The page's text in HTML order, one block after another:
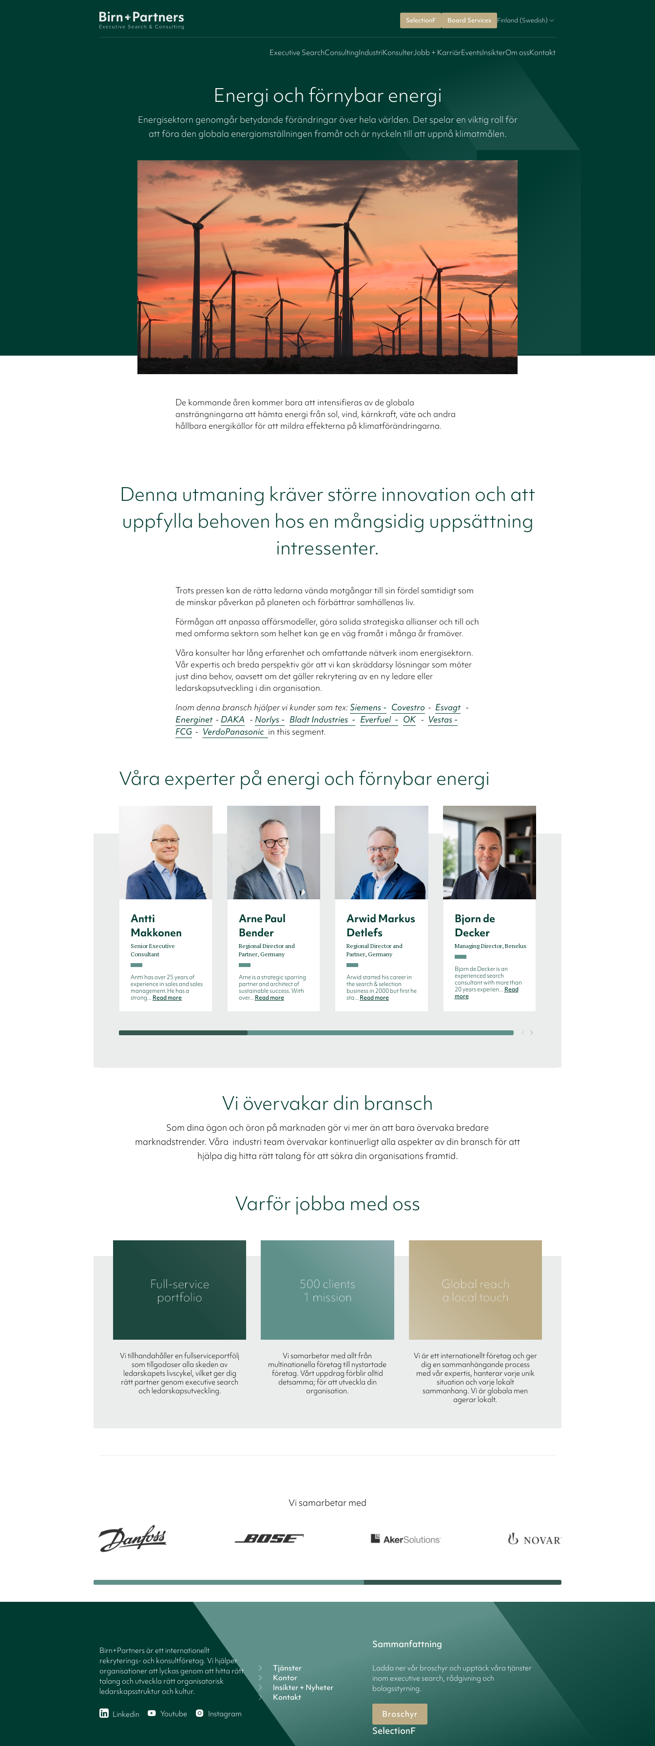
SelectionF Board Services Finland (Swedish)
Executive SearchConsultingIndustriKonsulterJobb + KarriärEventsInsikterOm ossKontakt
Energi och förnybar energi
Energisektorn genomgår betydande förändringar över hela världen. Det spelar en viktig roll för
att föra den globala energiomställningen framåt och är nyckeln till att uppnå klimatmålen.
De kommande åren kommer bara att intensifieras av de globala
ansträngningarna att hämta energi från sol, vind, kärnkraft, väte och andra
hållbara energikällor för att mildra effekterna på klimatförändringarna.
Denna utmaning kräver större innovation och att
uppfylla behoven hos en mångsidig uppsättning
intressenter.
Trots pressen kan de rätta ledarna vända motgångar till sin fördel samtidigt som
de minskar påverkan på planeten och förbättrar samhällenas liv.
Förmågan att anpassa affärsmodeller, göra solida strategiska allianser och till och
med omforma sektorn som helhet kan ge en väg framåt i många år framöver.
Våra konsulter har lång erfarenhet och omfattande nätverk inom energisektorn.
Vår expertis och breda perspektiv gör att vi kan skräddarsy lösningar som möter
just dina behov, oavsett om det gäller rekrytering av en ny ledare eller
ledarskapsutveckling i din organisation.
Inom denna bransch hjälper vi kunder som tex:Siemens - Covestro - Esvagt -
Energinet - DAKA - Norlys - Bladt Industries - Everfuel - OK - Vestas -
FCG - VerdoPanasonic in this segment.
Våra experter på energi och förnybar energi
Antti
Makkonen
Senior Executive
Consultant
Antti has over 25 years of
experience in sales and sales
management. He has a
strong... Read more
Arne Paul
Bender
Regional Director and
Partner, Germany
Arne is a strategic sparring
partner and architect of
sustainable success. With
over... Read more
Arwid Markus
Detlefs
Regional Director and
Partner, Germany
Arwid started his career in
the search & selection
business in 2000 but first he
sta... Read more
Bjorn de
Decker
Managing Director, Benelux
Bjorn de Decker is an
experienced search
consultant with more than
20 years experien... Read
more
Vi övervakar din bransch
Som dina ögon och öron på marknaden gör vi mer än att bara övervaka bredare
marknadstrender. Våra industri team övervakar kontinuerligt alla aspekter av din bransch för att
hjälpa dig hitta rätt talang för att säkra din organisations framtid.
Varför jobba med oss
Vi tillhandahåller en fullserviceportfölj
som tillgodoser alla skeden av
ledarskapets livscykel, vilket ger dig
rätt partner genom executive search
och ledarskapsutveckling.
Vi samarbetar med allt från
multinationella företag till nystartade
företag. Vårt uppdrag förblir alltid
detsamma; för att utveckla din
organisation.
Vi är ett internationellt företag och ger
dig en sammanhängande process
med vår expertis, hanterar varje unik
situation och varje lokalt
sammanhang. Vi är globala men
agerar lokalt.
Vi samarbetar med
Birn+Partners är ett internationellt
rekryterings- och konsultföretag. Vi hjälper
organisationer att lyckas genom att hitta rätt
talang och utveckla rätt organisatorisk
ledarskapsstruktur och kultur.
Linkedin Youtube Instagram
Tjänster
Kontor
Insikter + Nyheter
Kontakt
Sammanfattning
Ladda ner vår broschyr och upptäck våra tjänster
inom executive search, rådgivning och
bolagsstyrning.
Broschyr
SelectionF